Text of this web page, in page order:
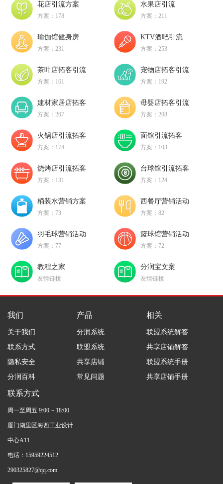
花店引流方案
方案：178
水果店引流
方案：211
瑜伽馆健身房
方案：231
KTV酒吧引流
方案：253
茶叶店拓客引流
方案：161
宠物店拓客引流
方案：192
建材家居店拓客
方案：207
母婴店拓客引流
方案：208
火锅店引流拓客
方案：174
面馆引流拓客
方案：103
烧烤店引流拓客
方案：131
台球馆引流拓客
方案：124
桶装水营销方案
方案：73
西餐厅营销活动
方案：82
羽毛球营销活动
方案：77
篮球馆营销活动
方案：72
教程之家
友情链接
分润宝文案
友情链接
我们
关于我们
联系方式
隐私安全
分润百科
产品
分润系统
联盟系统
共享店铺
常见问题
相关
联盟系统解答
共享店铺解答
联盟系统手册
共享店铺手册
联系方式
周一至周五 9:00 ~ 18:00
厦门湖里区海西工业设计
中心A11
电话：15959224512
290325827@qq.com